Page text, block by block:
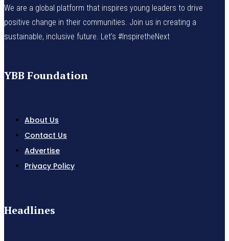
We are a global platform that inspires young leaders to drive
positive change in their communities. Join us in creating a
sustainable, inclusive future. Let’s #InspiretheNext
YBB Foundation
About Us
Contact Us
Advertise
Privacy Policy
Headlines